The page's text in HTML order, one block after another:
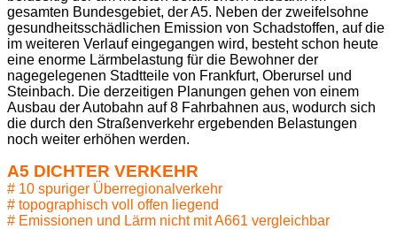
gesamten Bundesgebiet, der A5. Neben der zweifelsohne
gesundheitsschädlichen Emission von Schadstoffen, auf die
im weiteren Verlauf eingegangen wird, besteht schon heute
eine enorme Lärmbelastung für die Bewohner der
nagegelegenen Stadtteile von Frankfurt, Oberursel und
Steinbach. Die derzeitigen Planungen gehen von einem
Ausbau der Autobahn auf 8 Fahrbahnen aus, wodurch sich
die durch den Straßenverkehr ergebenden Belastungen
noch weiter erhöhen werden.
A5 DICHTER VERKEHR
# 10 spuriger Überregionalverkehr
# topographisch voll offen liegend
# Emissionen und Lärm nicht mit A661 vergleichbar